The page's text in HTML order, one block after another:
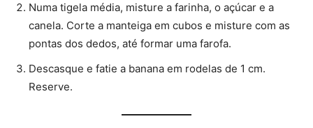
Numa tigela média, misture a farinha, o açúcar e a
canela. Corte a manteiga em cubos e misture com as
pontas dos dedos, até formar uma farofa.
Descasque e fatie a banana em rodelas de 1 cm.
Reserve.